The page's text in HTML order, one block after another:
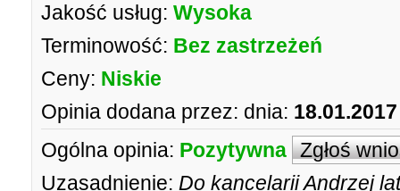
Jakość usług: Wysoka
Terminowość: Bez zastrzeżeń
Ceny: Niskie
Opinia dodana przez: dnia:
Ogólna opinia: Pozytywna Zgłoś
Uzasadnienie: Do kancelarii Andrzej